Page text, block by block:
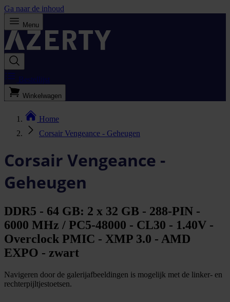
Ga naar de inhoud
Menu
Bestellijst
Winkelwagen
Home
Corsair Vengeance - Geheugen
Corsair Vengeance -
Geheugen
DDR5 - 64 GB: 2 x 32 GB - 288-PIN -
6000 MHz / PC5-48000 - CL30 - 1.40V -
Overclock PMIC - XMP 3.0 - AMD
EXPO - zwart
Navigeren door de galerijafbeeldingen is mogelijk met de linker- en
rechterpijltjestoetsen.